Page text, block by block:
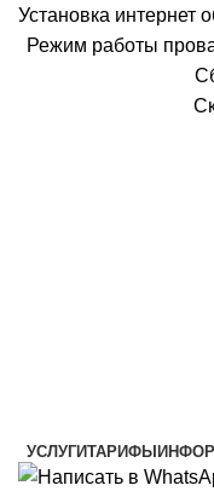
Установка интернет
Режим работы
УСЛУГИТАРИФЫ